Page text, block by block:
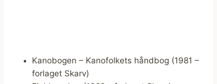
Kanobogen – Kanofolkets håndbog (1981 –
forlaget Skarv)